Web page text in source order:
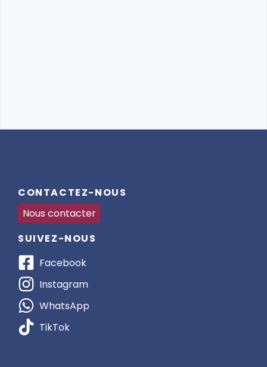
CONTACTEZ-NOUS
Nous contacter
SUIVEZ-NOUS
Facebook
Instagram
WhatsApp
TikTok